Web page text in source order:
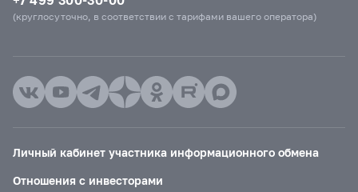
(круглосуточно, в соответствии с тарифами вашего оператора)
Личный кабинет участника информационного обмена
Отношения с инвесторами